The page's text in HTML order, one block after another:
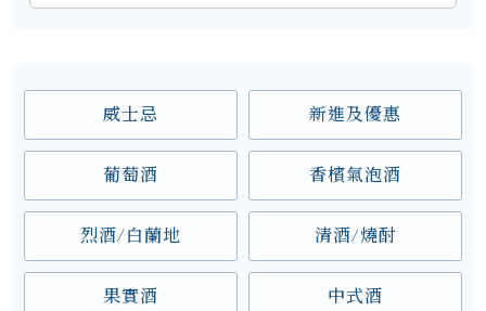
威士忌 新進及優惠
葡萄酒 香檳氣泡酒
烈酒/白蘭地 清酒/燒酎
果實酒 中式酒